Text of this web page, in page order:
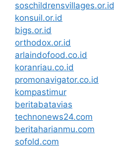
soschildrensvillages.or.id
konsuil.or.id
bigs.or.id
orthodox.or.id
arlaindofood.co.id
koranriau.co.id
promonavigator.co.id
kompastimur
beritabatavias
technonews24.com
beritaharianmu.com
sofold.com